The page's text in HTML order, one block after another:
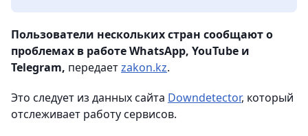
Пользователи нескольких стран сообщают о
проблемах в работе WhatsApp, YouTube и
Telegram, передаетzakon.kz.
Это следует из данных сайта Downdetector, который
отслеживает работу сервисов.